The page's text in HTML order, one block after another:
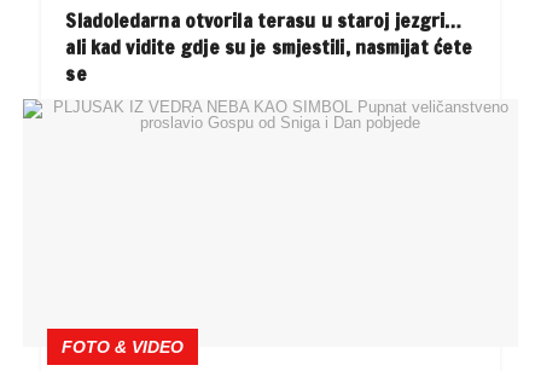
Sladoledarna otvorila terasu u staroj jezgri…
ali kad vidite gdje su je smjestili, nasmijat ćete
se
FOTO & VIDEO